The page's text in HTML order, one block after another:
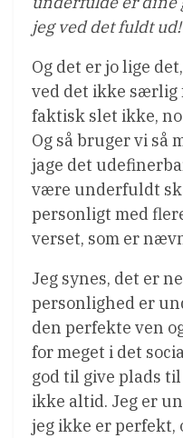
jeg ved det fuldt ud!
Og det er jo lige
ved det ikke særlig
faktisk slet ikke,
Og så bruger vi så
jage det
være underfuldt
personligt med
verset, som er
Jeg synes, det er
personlighed er
den perfekte ven
for meget i det
god til give plads
ikke altid. Jeg er
jeg ikke er perfekt,